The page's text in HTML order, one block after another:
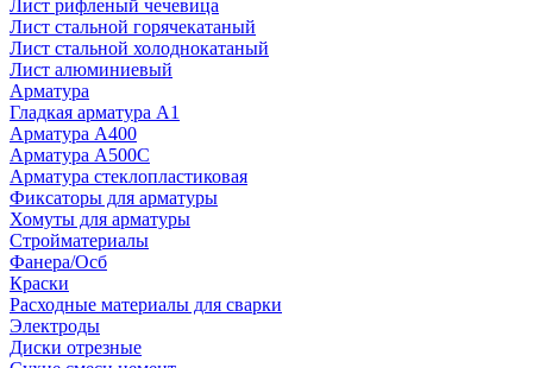
Лист рифленый чечевица
Лист стальной горячекатаный
Лист стальной холоднокатаный
Лист алюминиевый
Арматура
Гладкая арматура А1
Арматура А400
Арматура A500C
Арматура стеклопластиковая
Фиксаторы для арматуры
Хомуты для арматуры
Стройматериалы
Фанера/Осб
Краски
Расходные материалы для сварки
Электроды
Диски отрезные